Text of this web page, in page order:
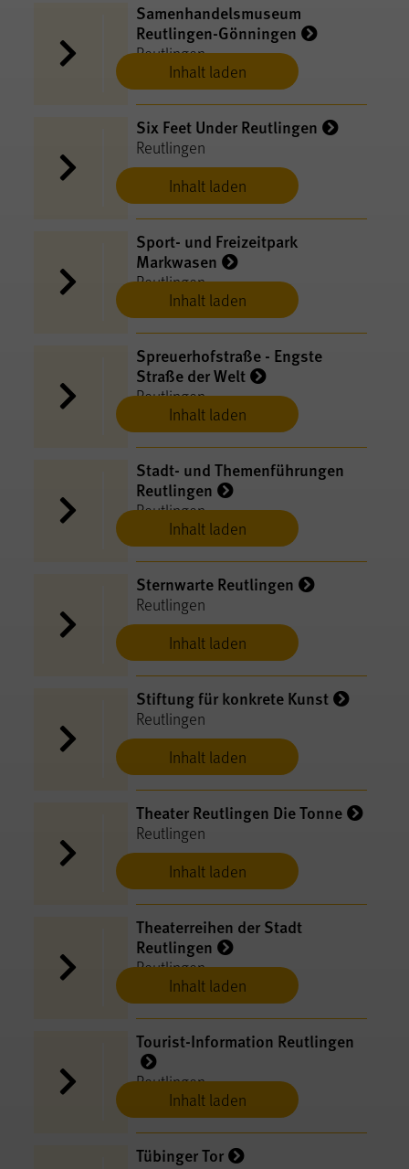
Inhalt laden
Samenhandelsmuseum
Reutlingen-Gönningen
Reutlingen
Inhalt laden
Six Feet Under Reutlingen
Reutlingen
Inhalt laden
Sport- und Freizeitpark
Markwasen
Reutlingen
Inhalt laden
Spreuerhofstraße - Engste
Straße der Welt
Reutlingen
Inhalt laden
Stadt- und Themenführungen
Reutlingen
Reutlingen
Inhalt laden
Sternwarte Reutlingen
Reutlingen
Inhalt laden
Stiftung für konkrete Kunst
Reutlingen
Inhalt laden
Theater Reutlingen Die Tonne
Reutlingen
Inhalt laden
Theaterreihen der Stadt
Reutlingen
Reutlingen
Inhalt laden
Tourist-Information Reutlingen
Reutlingen
Tübinger Tor